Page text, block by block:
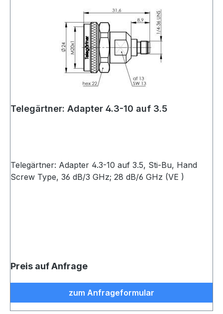
Telegärtner: Adapter 4.3-10 auf 3.5
Telegärtner: Adapter 4.3-10 auf 3.5, Sti-Bu, Hand
Screw Type, 36 dB/3 GHz; 28 dB/6 GHz (VE )
Preis auf Anfrage
zum Anfrageformular